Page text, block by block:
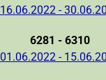
16.06.2022 -
6281 - 6310
01.06.2022 -